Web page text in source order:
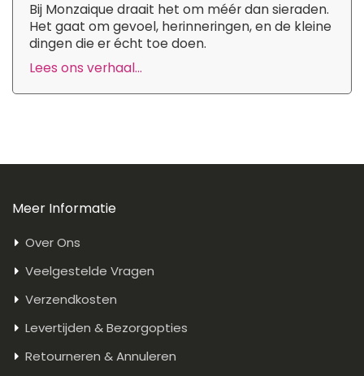
Bij Monzaique draait het om méér dan sieraden.
Het gaat om gevoel, herinneringen, en de kleine
dingen die er écht toe doen.
Lees ons verhaal...
Meer Informatie
Over Ons
Veelgestelde Vragen
Verzendkosten
Levertijden & Bezorgopties
Retourneren & Annuleren